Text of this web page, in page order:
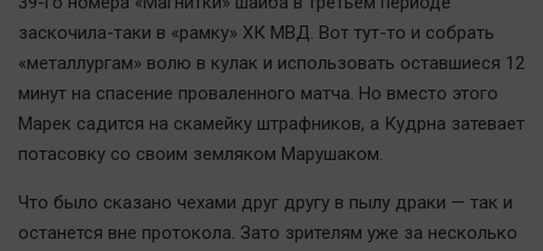
Афиша
Блогеркуль
Вкусное
заскочила-таки в «рамку» ХК МВД. Вот тут-то и собрать
«металлургам» волю в кулак и использовать оставшиеся 12
минут на спасение проваленного матча. Но вместо этого
Марек садится на скамейку штрафников, а Кудрна затевает
потасовку со своим земляком Марушаком.
Что было сказано чехами друг другу в пылу драки — так и
останется вне протокола. Зато зрителям уже за несколько